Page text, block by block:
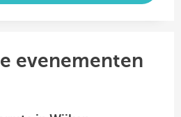
evenementen